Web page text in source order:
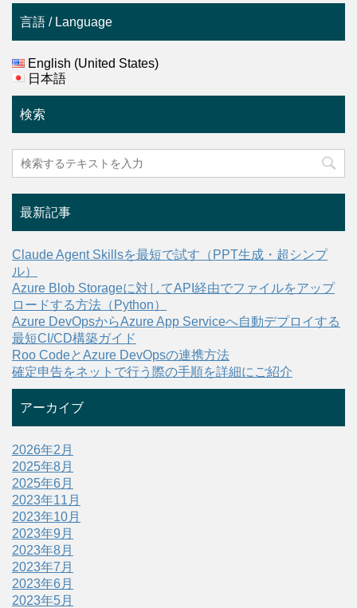
言語 / Language
English (United States)
日本語
検索
最新記事
Claude Agent Skillsを最短で試す（PPT生成・超シンプ
ル）
Azure Blob Storageに対してAPI経由でファイルをアップ
ロードする方法（Python）
Azure DevOpsからAzure App Serviceへ自動デプロイする
最短CI/CD構築ガイド
Roo CodeとAzure DevOpsの連携方法
確定申告をネットで行う際の手順を詳細にご紹介
アーカイブ
2026年2月
2025年8月
2025年6月
2023年11月
2023年10月
2023年9月
2023年8月
2023年7月
2023年6月
2023年5月